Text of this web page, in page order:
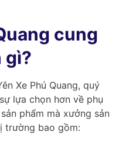
cung
gì?
Xe Phú Quang, quý
lựa chọn hơn về phụ
phẩm mà xưởng sản
trường bao gồm: